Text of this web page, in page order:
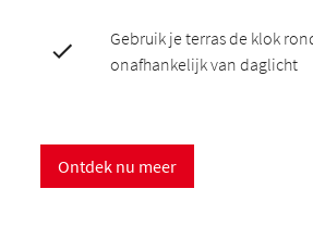
Gebruik je terras de klok
onafhankelijk van daglicht
Ontdek nu meer